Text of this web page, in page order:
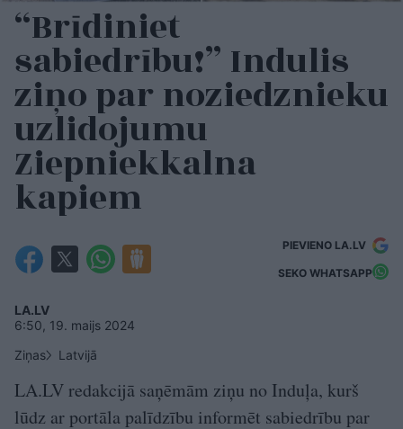
“Brīdiniet
sabiedrību!” Indulis
ziņo par noziedznieku
uzlidojumu
Ziepniekkalna
kapiem
PIEVIENO LA.LV
SEKO WHATSAPP
LA.LV
6:50, 19. maijs 2024
Ziņas
Latvijā
LA.LV redakcijā saņēmām ziņu no Induļa, kurš
lūdz ar portāla palīdzību informēt sabiedrību par